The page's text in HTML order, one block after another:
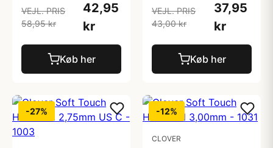
VEJL. PRIS
58,95 kr
42,95
kr
Køb her
VEJL. PRIS
43,00 kr
37,95
kr
Køb her
-27% -12%
CLOVER